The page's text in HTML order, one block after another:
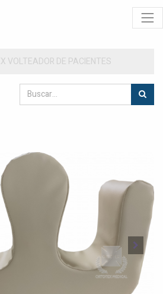
VOLTEADOR DE PACIENTES